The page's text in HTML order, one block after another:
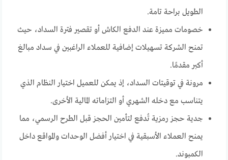
الطويل براحة تامة.
خصومات مميزة عند الدفع الكاش أو تقصير فترة السداد، حيث
تمنح الشركة تسهيلات إضافية للعملاء الراغبين في سداد مبالغ
أكبر مقدمًا.
مرونة في توقيتات السداد، إذ يمكن للعميل اختيار النظام الذي
يتناسب مع دخله الشهري أو التزاماته المالية الأخرى.
جدية حجز رمزية تُدفع لتأمين الحجز قبل الطرح الرسمي، مما
يمنح العملاء الأسبقية في اختيار أفضل الوحدات والمواقع داخل
الكمبوند.